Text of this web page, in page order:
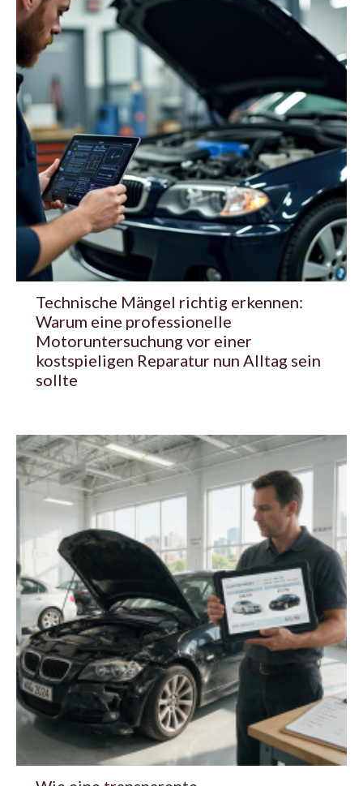
Technische Mängel richtig erkennen:
Warum eine professionelle
Motoruntersuchung vor einer
kostspieligen Reparatur nun Alltag sein
sollte